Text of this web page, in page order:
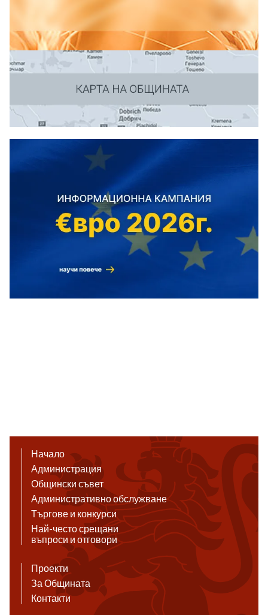
Начало
Администрация
Общински съвет
Административно обслужване
Търгове и конкурси
Най-често срещани
въпроси и отговори
Проекти
За Общината
Контакти